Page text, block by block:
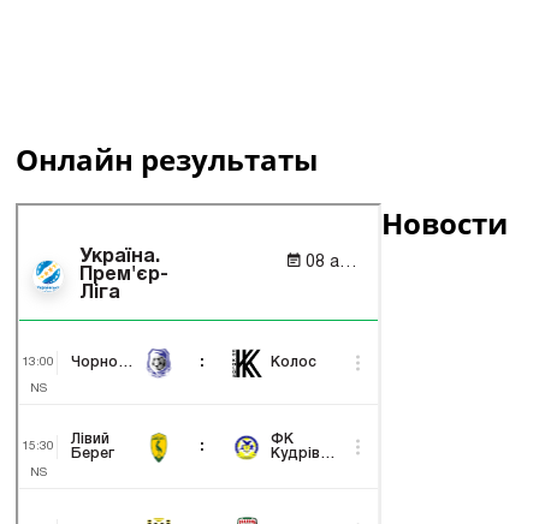
Онлайн результаты
Новости